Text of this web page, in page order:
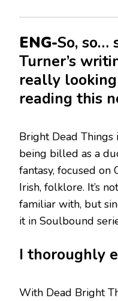
ENG-So, so…
Turner’s
really
reading this
Bright Dead Things
being billed as a
fantasy, focused on
Irish, folklore. It’s
familiar with, but
it in Soulbound
I thoroughly
With Dead Bright